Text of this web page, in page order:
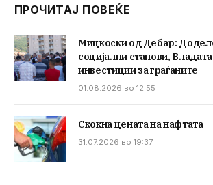
ПРОЧИТАЈ ПОВЕЌЕ
Мицкоски од Дебар:
социјални станови,
инвестиции за граѓаните
01.08.2026 во 12:55
Скокна цената на нафтата
31.07.2026 во 19:37